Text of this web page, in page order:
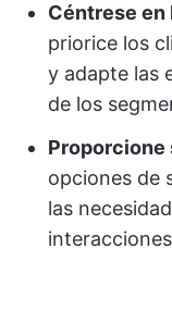
Céntrese en
priorice los
y adapte las
de los
Proporcione
opciones de
las